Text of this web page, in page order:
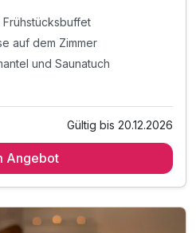
auf dem Zimmer
und Saunatuch
„Salzkristall“
Gültig bis 20.12.2026
Angebot